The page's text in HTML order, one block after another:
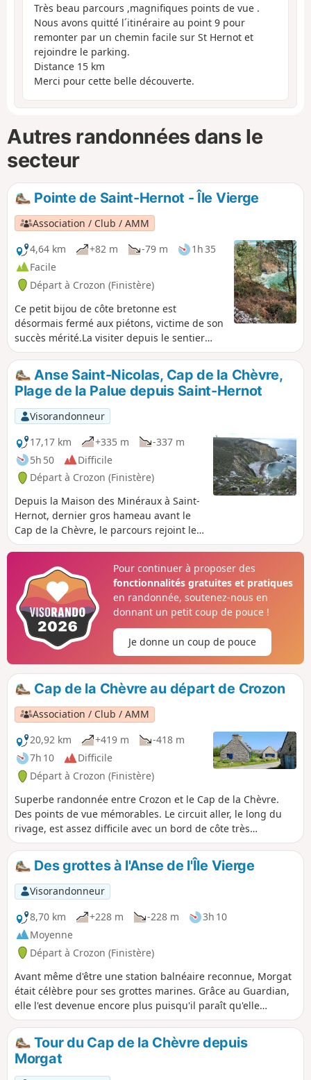
Très beau parcours ,magnifiques points de vue .
Nous avons quitté l´itinéraire au point 9 pour
remonter par un chemin facile sur St Hernot et
rejoindre le parking.
Distance 15 km
Merci pour cette belle découverte.
Autres randonnées dans le
secteur
Pointe de Saint-Hernot - Île Vierge
Association / Club / AMM
4,64 km
+82 m -79 m
1h 35
Facile
Départ à Crozon (Finistère)
Ce petit bijou de côte bretonne est
désormais fermé aux piétons, victime de son
succès mérité.La visiter depuis le sentier
côtier reste un joli spectacle qui mérite cette
petite balade.
Anse Saint-Nicolas, Cap de la Chèvre,
Plage de la Palue depuis Saint-Hernot
Visorandonneur
17,17 km
+335 m
-337 m
5h 50
Difficile
Départ à Crozon (Finistère)
Depuis la Maison des Minéraux à Saint-
Hernot, dernier gros hameau avant le
Cap de la Chèvre, le parcours rejoint le
sentier côtier du GR®® 34 qui
ce parcours, petite incursion au hameau
de Rostudel, ancien village de
pêcheurs-paysans datant des XVII, XVIII
et IXXe siècles.La randonnée se poursuit
par le Cap de la Chèvre bien connu
avant de rejoindre la Plage de la Palue,
réputée pour son spot de surf.Touches
patrimoniales avec la Chapelle de Saint-
Hernot, le Dolmen de Kerdreux et le
Monument de l'Aéronavale au Cap de la
Chèvre.
Pour continuer à proposer des
fonctionnalités gratuites et pratiques
en randonnée, soutenez-nous en
donnant un petit coup de pouce !
Je donne un coup de pouce
Cap de la Chèvre au départ de Crozon
Association / Club / AMM
20,92 km
+419 m
-418 m
7h 10
Difficile
Départ à Crozon (Finistère)
Superbe randonnée entre Crozon et le Cap de la Chèvre.
Des points de vue mémorables. Le circuit aller, le long du
rivage, est assez difficile avec un bord de côte très
accidenté et une alternances de montées et descente très
pentues. Mais le circuit, qui emprunte le GR®34, en vaut la
peine, avec un dépaysement garanti. Au départ de Crozon,
après le fort du Kador, on peut emprunter l'ancien tracé du
GR® 34 qui est un peu plus sportif, mais plus proche du
bord de la falaise ! Le retour, par l'intérieur de la pointe, est
plus facile.
Des grottes à l'Anse de l'Île Vierge
Visorandonneur
8,70 km
+228 m -228 m
3h 10
Moyenne
Départ à Crozon (Finistère)
Avant même d'être une station balnéaire reconnue, Morgat
était célèbre pour ses grottes marines. Grâce au Guardian,
elle l'est devenue encore plus puisqu'il paraît qu'elle
accueille sur son territoire l'une des plus belles plages au
monde. Conséquence de cette notoriété, cette petite
merveille n'est plus accessible du fait de la
surfréquentation du minuscule et très abrupt sentier qui y
Tour du Cap de la Chèvre depuis
Morgat